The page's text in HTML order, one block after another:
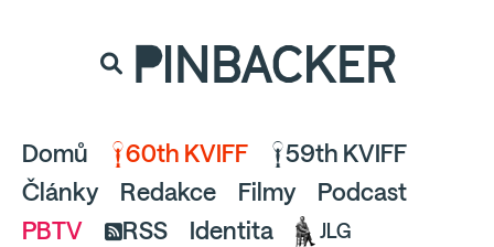
a pusťte se do čtení.
PINBACKER
Domů 60th KVIFF
59th KVIFF
Články
Redakce Filmy
Podcast
PBTV
RSS Identita JLG